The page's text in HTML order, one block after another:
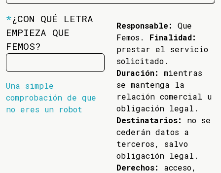
*¿CON QUÉ LETRA
EMPIEZA QUE
FEMOS?
Una simple
comprobación de que
no eres un robot
Responsable:
Que
Femos. Finalidad:
prestar el servicio
solicitado.
Duración:
mientras
se mantenga la
relación comercial u
obligación legal.
Destinatarios:
no se
cederán datos a
terceros, salvo
obligación legal.
Derechos:
acceso,